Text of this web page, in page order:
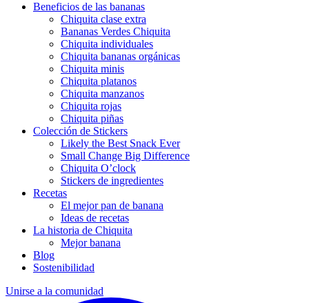
Beneficios de las bananas
Chiquita clase extra
Bananas Verdes Chiquita
Chiquita individuales
Chiquita bananas orgánicas
Chiquita minis
Chiquita platanos
Chiquita manzanos
Chiquita rojas
Chiquita piñas
Colección de Stickers
Likely the Best Snack Ever
Small Change Big Difference
Chiquita O’clock
Stickers de ingredientes
Recetas
El mejor pan de banana
Ideas de recetas
La historia de Chiquita
Mejor banana
Blog
Sostenibilidad
Unirse a la comunidad